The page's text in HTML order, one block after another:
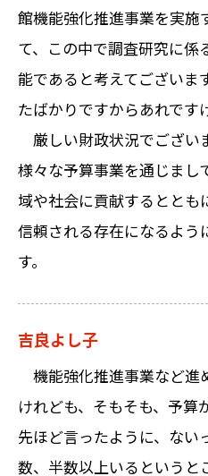
館機能強化推進事業を実施
て、この中で調査研究に係
能であると考えてございま
たばかりですからあれです
厳しい財政状況でござい
様々な予算事業を通じまし
域や社会に貢献するととも
信頼される存在になるよう
す。
吉良よし子
機能強化推進事業など進
けれども、そもそも、予算
先ほど言ったように、ない
数、半数以上いるというと